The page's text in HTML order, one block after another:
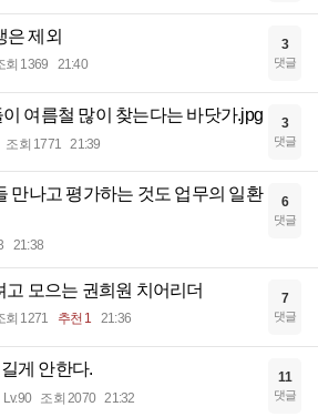
은 제외
회 1369 21:40
3
댓글
여름철 많이 찾는다는 바닷가.jpg
조회 1771 21:39
3
댓글
만나고 평가하는 것도 업무의 일환
21:38
6
댓글
고 모으는 권희원 치어리더
회 1271 추천 1 21:36
7
댓글
게 안한다.
Lv.90 조회 2070 21:32
11
댓글